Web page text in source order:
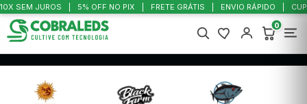
10X SEM JUROS 5% OFF NO PIX FRETE GRÁTIS ENVIO RÁPIDO
0